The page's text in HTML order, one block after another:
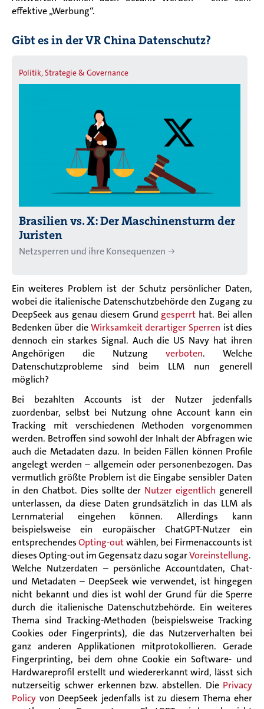
effektive „Werbung“.
Gibt es in der VR China Datenschutz?
Politik, Strategie & Governance
Brasilien vs. X: Der Maschinensturm der
Juristen
Netzsperren und ihre Konsequenzen
Ein weiteres Problem ist der Schutz persönlicher Daten,
wobei die italienische Datenschutzbehörde den Zugang zu
DeepSeek aus genau diesem Grund gesperrt hat. Bei allen
Bedenken über dieWirksamkeit derartiger Sperren ist dies
dennoch ein starkes Signal. Auch die US Navy hat ihren
Angehörigen die Nutzung verboten. Welche
Datenschutzprobleme sind beim LLM nun generell
möglich?
Bei bezahlten Accounts ist der Nutzer jedenfalls
zuordenbar, selbst bei Nutzung ohne Account kann ein
Tracking mit verschiedenen Methoden vorgenommen
werden. Betroffen sind sowohl der Inhalt der Abfragen wie
auch die Metadaten dazu. In beiden Fällen können Profile
angelegt werden – allgemein oder personenbezogen. Das
vermutlich größte Problem ist die Eingabe sensibler Daten
in den Chatbot. Dies sollte der Nutzer eigentlich generell
unterlassen, da diese Daten grundsätzlich in das LLM als
Lernmaterial eingehen können. Allerdings kann
beispielsweise ein europäischer ChatGPT-Nutzer ein
entsprechendesOpting-outwählen, bei Firmenaccounts ist
dieses Opting-out im Gegensatz dazu sogarVoreinstellung.
Welche Nutzerdaten – persönliche Accountdaten, Chat-
und Metadaten – DeepSeek wie verwendet, ist hingegen
nicht bekannt und dies ist wohl der Grund für die Sperre
durch die italienische Datenschutzbehörde. Ein weiteres
Thema sind Tracking-Methoden (beispielsweise Tracking
Cookies oder Fingerprints), die das Nutzerverhalten bei
ganz anderen Applikationen mitprotokollieren. Gerade
Fingerprinting, bei dem ohne Cookie ein Software- und
Hardwareprofil erstellt und wiedererkannt wird, lässt sich
nutzerseitig schwer erkennen bzw. abstellen. Die Privacy
Policy von DeepSeek jedenfalls ist zu diesem Thema eher